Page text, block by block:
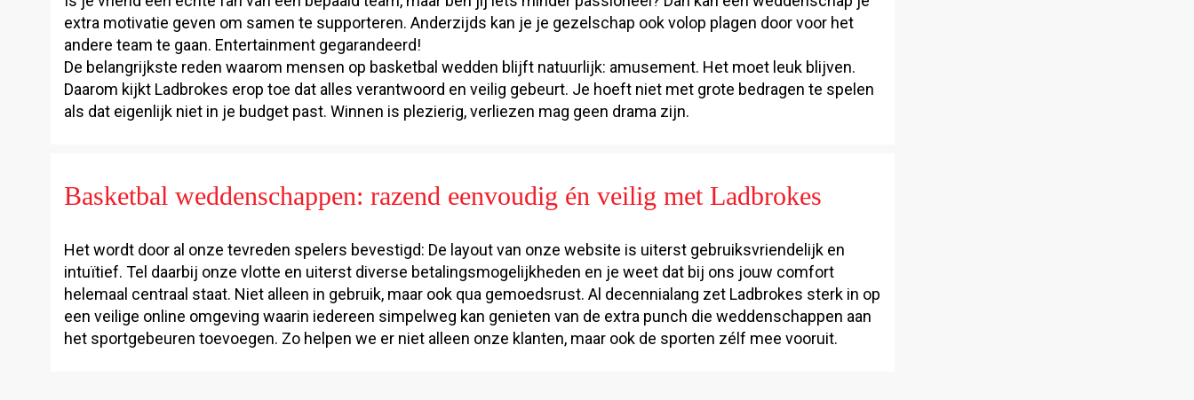
extra motivatie geven om samen te supporteren. Anderzijds kan je je gezelschap ook volop plagen door voor het
andere team te gaan. Entertainment gegarandeerd!
De belangrijkste reden waarom mensen op basketbal wedden blijft natuurlijk: amusement. Het moet leuk blijven.
Daarom kijkt Ladbrokes erop toe dat alles verantwoord en veilig gebeurt. Je hoeft niet met grote bedragen te spelen
als dat eigenlijk niet in je budget past. Winnen is plezierig, verliezen mag geen drama zijn.
Basketbal weddenschappen: razend eenvoudig én veilig met Ladbrokes
Het wordt door al onze tevreden spelers bevestigd: De layout van onze website is uiterst gebruiksvriendelijk en
intuïtief. Tel daarbij onze vlotte en uiterst diverse betalingsmogelijkheden en je weet dat bij ons jouw comfort
helemaal centraal staat. Niet alleen in gebruik, maar ook qua gemoedsrust. Al decennialang zet Ladbrokes sterk in op
een veilige online omgeving waarin iedereen simpelweg kan genieten van de extra punch die weddenschappen aan
het sportgebeuren toevoegen. Zo helpen we er niet alleen onze klanten, maar ook de sporten zélf mee vooruit.